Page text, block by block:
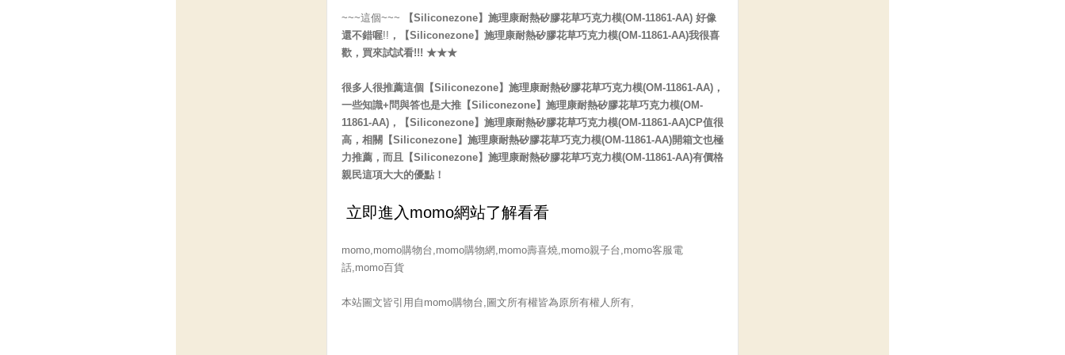
~~~這個~~~ 【Siliconezone】施理康耐熱矽膠花草巧克力模(OM-11861-AA) 好像
還不錯喔!! ， 【Siliconezone】施理康耐熱矽膠花草巧克力模(OM-11861-AA)我很喜
歡，買來試試看!!! ★★★
很多人很推薦這個【Siliconezone】施理康耐熱矽膠花草巧克力模(OM-11861-AA)，
一些知識+問與答也是大推【Siliconezone】施理康耐熱矽膠花草巧克力模(OM-
11861-AA)，【Siliconezone】施理康耐熱矽膠花草巧克力模(OM-11861-AA)CP值很
高，相關【Siliconezone】施理康耐熱矽膠花草巧克力模(OM-11861-AA)開箱文也極
力推薦，而且【Siliconezone】施理康耐熱矽膠花草巧克力模(OM-11861-AA)有價格
親民這項大大的優點！
momo,momo購物台,momo購物網,momo壽喜燒,momo親子台,momo客服電
話,momo百貨
本站圖文皆引用自momo購物台,圖文所有權皆為原所有權人所有,